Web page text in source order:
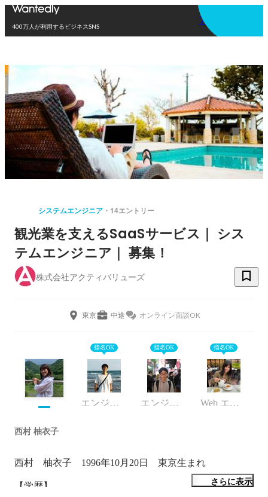
400万人が利用するビジネスSNS
アプリを使う
システムエンジニア 14エントリー
観光業を支えるSaaSサービス｜ シス
テムエンジニア｜ 募集！
株式会社アクティバリューズ
東京 中途 オンライン面談OK
指名OK
エンジニア
指名OK
エンジニア
指名OK
Web エンジニア
西村 柚衣子
西村　柚衣子　1996年10月20日　東京生まれ
【学歴】
さらに表示